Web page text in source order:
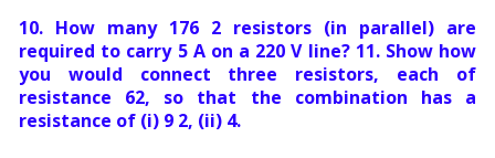
10. How many 176 2 resistors (in parallel) are
required to carry 5 A on a 220 V line? 11. Show how
you would connect three resistors, each of
resistance 62, so that the combination has a
resistance of (i) 9 2, (ii) 4.